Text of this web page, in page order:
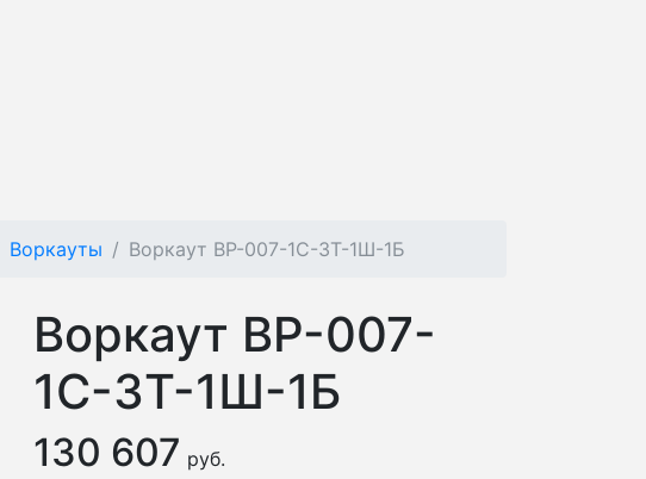
Воркауты Воркаут ВР-007-1С-3Т-1Ш-1Б
Воркаут ВР-007-
1С-3Т-1Ш-1Б
130 607 руб.